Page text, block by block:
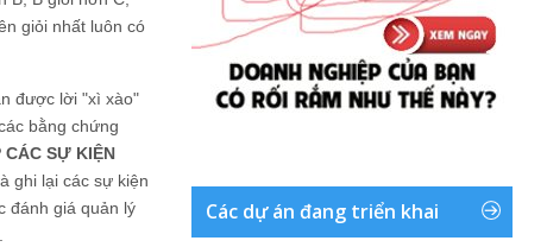
giỏi nhất luôn có
được lời "xì xào"
bằng chứng
SỰ KIỆN
ghi lại các sự kiện
đánh giá quản lý
Các dự án đang triển khai